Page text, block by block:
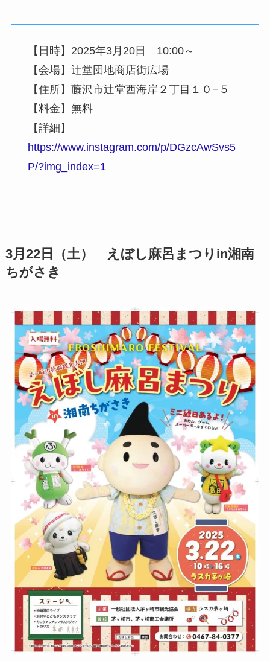
【日時】2025年3月20日 10:00～
【会場】辻堂団地商店街広場
【住所】藤沢市辻堂西海岸２丁目１０−５
【料金】無料
【詳細】
https://www.instagram.com/p/DGzcAwSvs5
P/?img_index=1
3月22日（土） えぼし麻呂まつりin湘南
ちがさき